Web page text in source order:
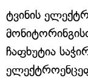
ტვინის
ჩაფხუტია